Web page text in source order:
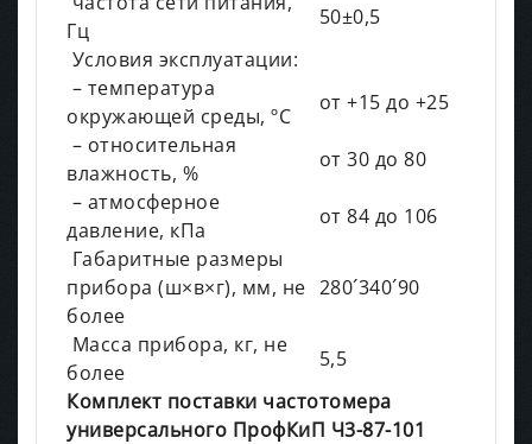
Гц
50±0,5
Условия эксплуатации:
– температура
окружающей среды, ºС
от +15 до +25
– относительная
влажность, %
от 30 до 80
– атмосферное
давление, кПа
от 84 до 106
Габаритные размеры
прибора (ш×в×г), мм, не
более
280´340´90
Масса прибора, кг, не
более
5,5
Комплект поставки частотомера
универсального ПрофКиП Ч3-87-101